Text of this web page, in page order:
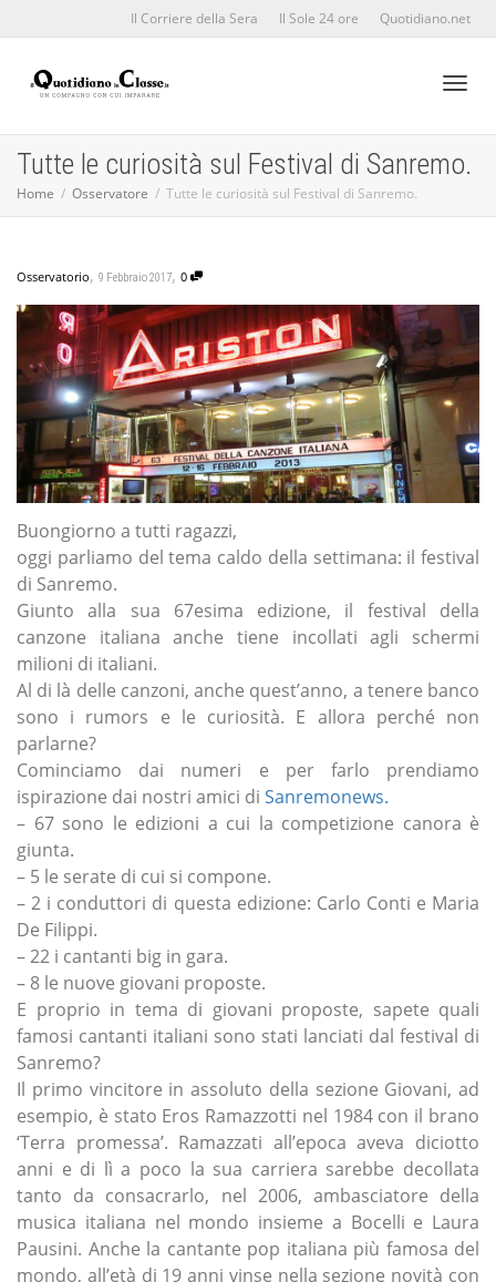
Il Corriere della Sera Il Sole 24 ore Quotidiano.net
Tutte le curiosità sul Festival di Sanremo.
Home Osservatore Tutte le curiosità sul Festival di Sanremo.
Osservatorio, 9 Febbraio 2017, 0
Buongiorno a tutti ragazzi,
oggi parliamo del tema caldo della settimana: il festival
di Sanremo.
Giunto alla sua 67esima edizione, il festival della
canzone italiana anche tiene incollati agli schermi
milioni di italiani.
Al di là delle canzoni, anche quest’anno, a tenere banco
sono i rumors e le curiosità. E allora perché non
parlarne?
Cominciamo dai numeri e per farlo prendiamo
ispirazione dai nostri amici di Sanremonews.
– 67 sono le edizioni a cui la competizione canora è
giunta.
– 5 le serate di cui si compone.
– 2 i conduttori di questa edizione: Carlo Conti e Maria
De Filippi.
– 22 i cantanti big in gara.
– 8 le nuove giovani proposte.
E proprio in tema di giovani proposte, sapete quali
famosi cantanti italiani sono stati lanciati dal festival di
Sanremo?
Il primo vincitore in assoluto della sezione Giovani, ad
esempio, è stato Eros Ramazzotti nel 1984 con il brano
‘Terra promessa’. Ramazzati all’epoca aveva diciotto
anni e di lì a poco la sua carriera sarebbe decollata
tanto da consacrarlo, nel 2006, ambasciatore della
musica italiana nel mondo insieme a Bocelli e Laura
Pausini. Anche la cantante pop italiana più famosa del
mondo, all’età di 19 anni vinse nella sezione novità con